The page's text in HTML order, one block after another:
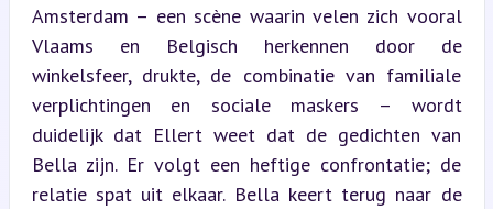
Amsterdam – een scène waarin velen zich vooral
Vlaams en Belgisch herkennen door de
winkelsfeer, drukte, de combinatie van familiale
verplichtingen en sociale maskers – wordt
duidelijk dat Ellert weet dat de gedichten van
Bella zijn. Er volgt een heftige confrontatie; de
relatie spat uit elkaar. Bella keert terug naar de